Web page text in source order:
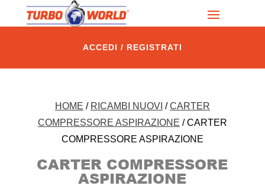
ACCEDI / REGISTRATI
HOME / RICAMBI NUOVI /CARTER
COMPRESSORE ASPIRAZIONE / CARTER
COMPRESSORE ASPIRAZIONE
CARTER COMPRESSORE
ASPIRAZIONE